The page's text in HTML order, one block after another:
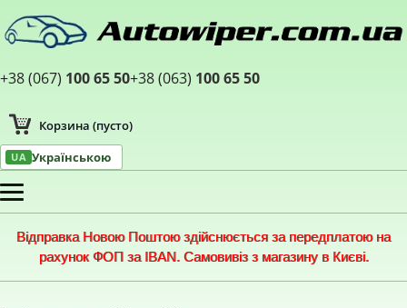
+38 (067) 100 65 50+38 (063) 100 65 50
Корзина (пусто)
UA Українською
Меню
Відправка Новою Поштою здійснюється за передплатою на
рахунок ФОП за IBAN. Самовивіз з магазину в Києві.